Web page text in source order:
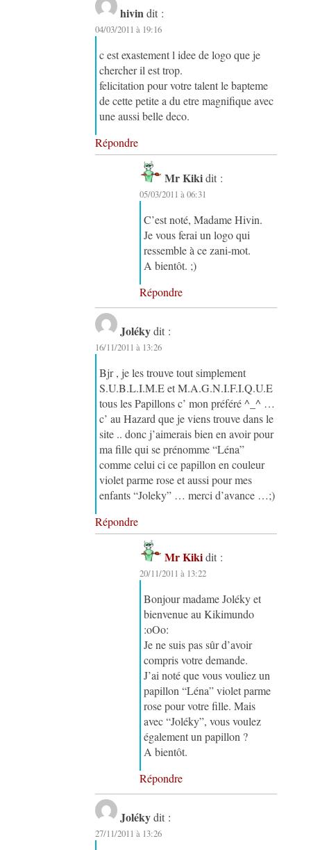
hivin dit :
04/03/2011 à 19:16
c est exastement l idee de logo que je
chercher il est trop.
felicitation pour votre talent le bapteme
de cette petite a du etre magnifique avec
une aussi belle deco.
Répondre
Mr Kiki dit :
05/03/2011 à 06:31
C’est noté, Madame Hivin.
Je vous ferai un logo qui
ressemble à ce zani-mot.
A bientôt. ;)
Répondre
Joléky dit :
16/11/2011 à 13:26
Bjr , je les trouve tout simplement
S.U.B.L.I.M.E et M.A.G.N.I.F.I.Q.U.E
tous les Papillons c’ mon préféré ^_^ …
c’ au Hazard que je viens trouve dans le
site .. donc j’aimerais bien en avoir pour
ma fille qui se prénomme “Léna”
comme celui ci ce papillon en couleur
violet parme rose et aussi pour mes
enfants “Joleky” … merci d’avance …;)
Répondre
Mr Kiki dit :
20/11/2011 à 13:22
Bonjour madame Joléky et
bienvenue au Kikimundo
:oOo:
Je ne suis pas sûr d’avoir
compris votre demande.
J’ai noté que vous vouliez un
papillon “Léna” violet parme
rose pour votre fille. Mais
avec “Joléky”, vous voulez
également un papillon ?
A bientôt.
Répondre
Joléky dit :
27/11/2011 à 13:26